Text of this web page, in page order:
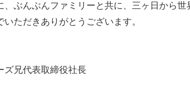
、ぶんぶんファミリーと共に、三ヶ日から
ただきありがとうございます。
ズ兄代表取締役社長